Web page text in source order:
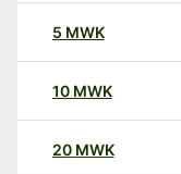
5 MWK
10 MWK
20 MWK